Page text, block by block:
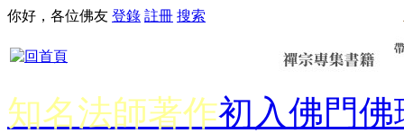
你好，各位佛友 登錄 註冊 搜索
知名法師著作初入佛門佛